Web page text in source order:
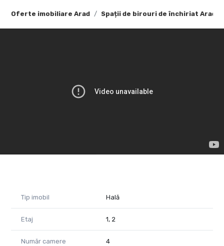
Oferte imobiliare Arad Spații de birouri de închiriat Arad
distanță.
Destinațiile pretabile pentru spațiu ar fi de activități logistice.
Tip imobil Hală
Etaj 1, 2
Număr camere 4